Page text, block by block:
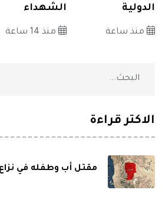
الدولية
منذ ساعة
الشهداء
منذ 14 ساعة
الاكثر قراءة
مقتل أب وطفله في